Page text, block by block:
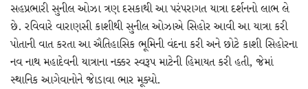
સહપ્રભારી સુનીલ ઓઝા ત્રણ દસકાથી આ પરંપરાગત યાત્રા દર્શનનો લાભ લે
છે. રવિવારે વારાણસી કાશીથી સુનીલ ઓઝાએ સિહોર આવી આ યાત્રા કરી
પોતાની વાત કરતા આ ઐતિહાસિક ભૂમિની વંદના કરી અને છોટે કાશી સિહોરના
નવ નાથ મહાદેવની યાત્રાના નક્કર સ્વરૂપ માટેની હિમાયત કરી હતી, જેમાં
સ્થાનિક આગેવાનોને જાેડાવા ભાર મૂક્યો.